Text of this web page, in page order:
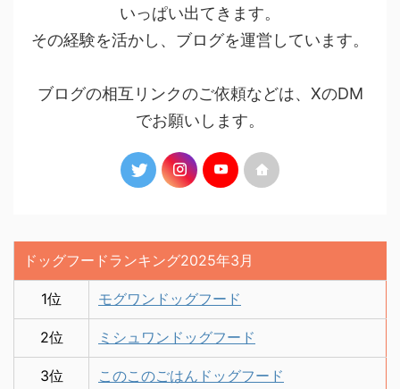
いっぱい出てきます。
その経験を活かし、ブログを運営しています。
ブログの相互リンクのご依頼などは、XのDM
でお願いします。
ドッグフードランキング2025年3月
1位 モグワンドッグフード
2位 ミシュワンドッグフード
3位 このこのごはんドッグフード